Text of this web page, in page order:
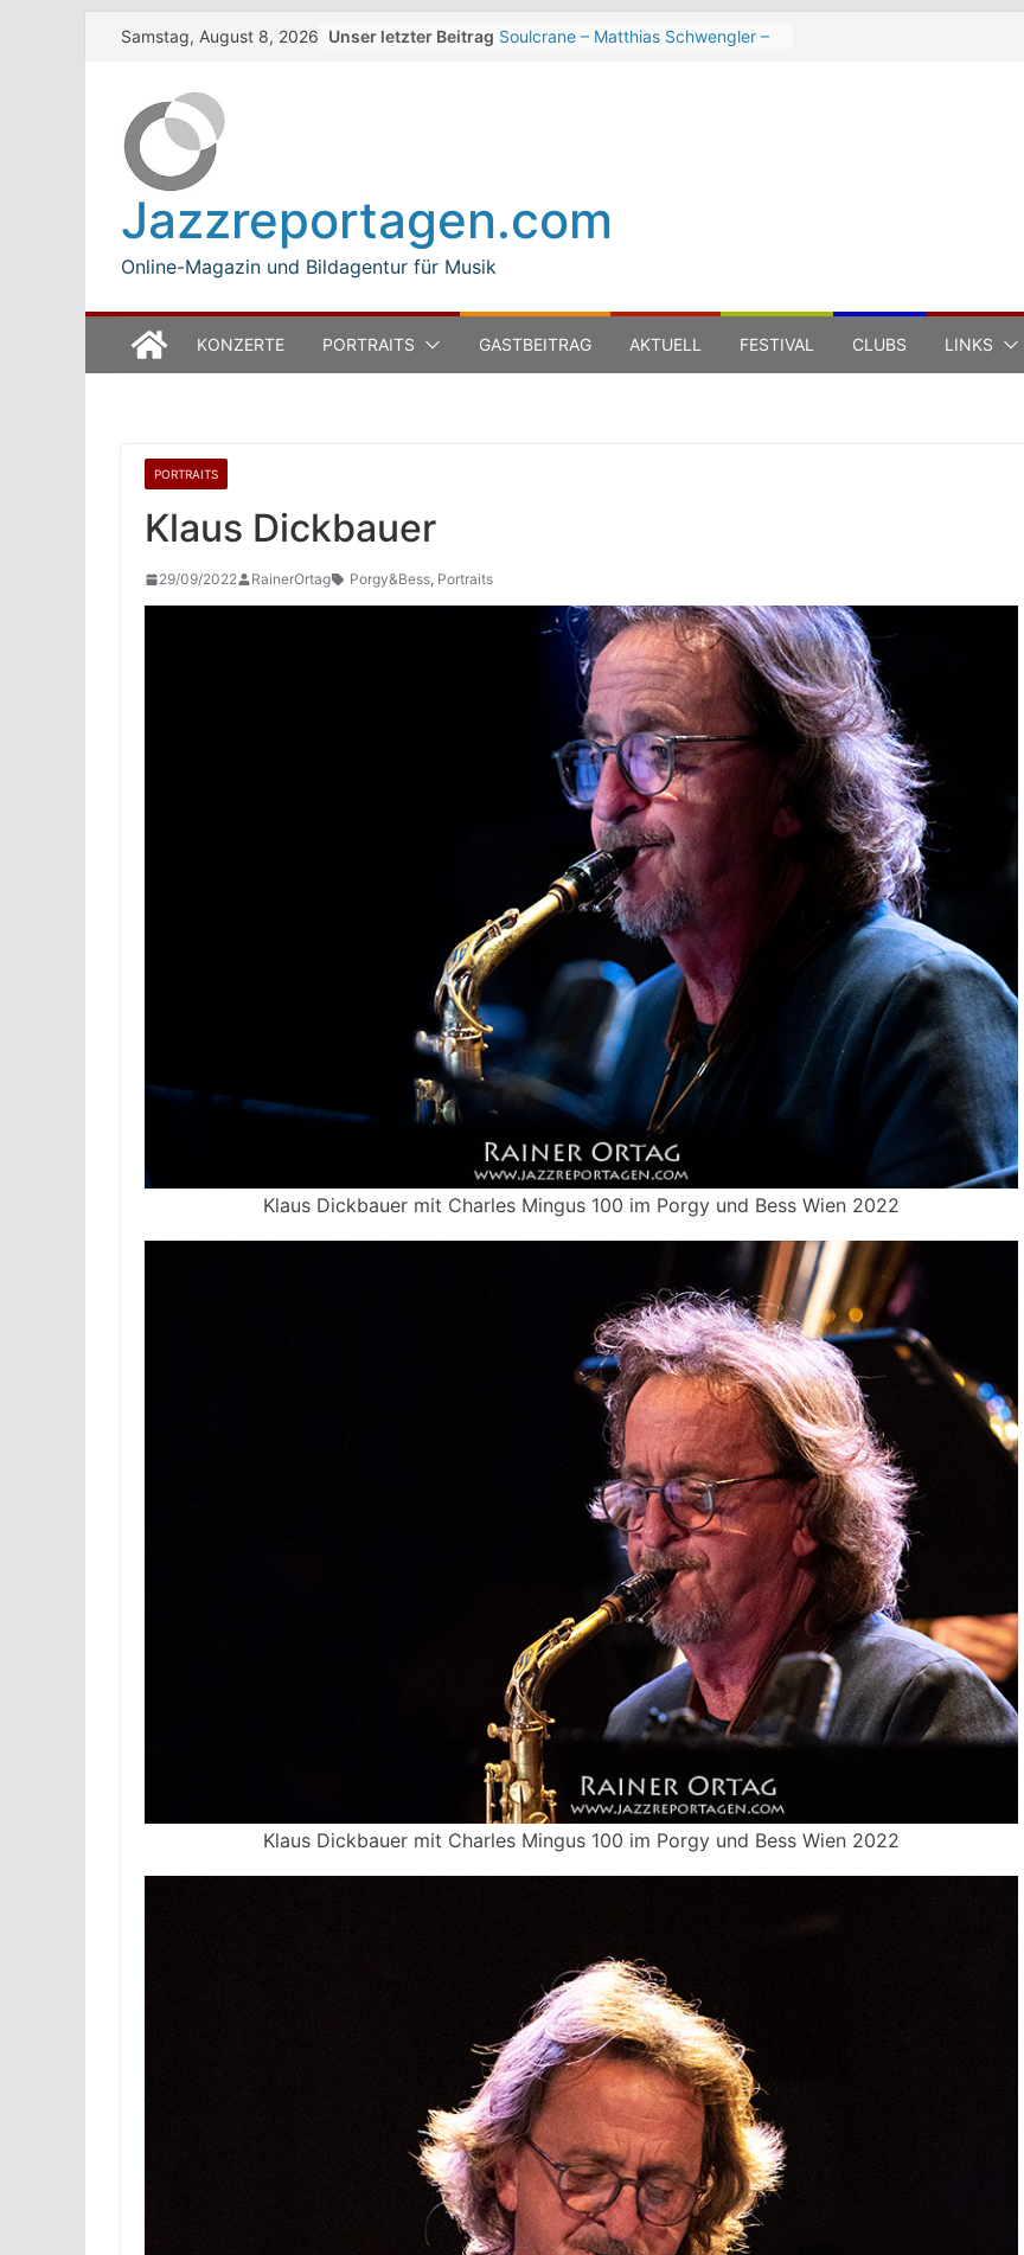
SkipSamstag, August 8, 2026 Unser letzter Beitrag Soulcrane – Matthias Schwengler –
Jean-Michel Jarre bei den jazz open
Jazzreportagen.com
Online-Magazin und Bildagentur für Musik
KONZERTE PORTRAITS GASTBEITRAG AKTUELL FESTIVAL CLUBS LINKS
PORTRAITS
Klaus Dickbauer
29/09/2022 RainerOrtag Porgy&Bess, Portraits
Klaus Dickbauer mit Charles Mingus 100 im Porgy und Bess Wien 2022
Klaus Dickbauer mit Charles Mingus 100 im Porgy und Bess Wien 2022